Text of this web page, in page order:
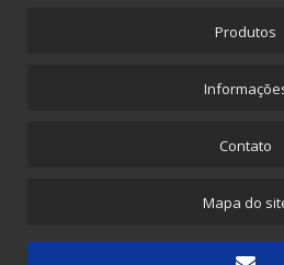
Produtos
Contato
Mapa do